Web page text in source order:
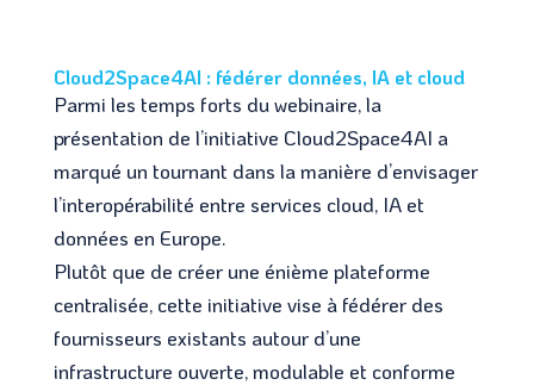
Cloud2Space4AI : fédérer données, IA et cloud
Parmi les temps forts du webinaire, la
présentation de l’initiative Cloud2Space4AI a
marqué un tournant dans la manière d’envisager
l’interopérabilité entre services cloud, IA et
données en Europe.
Plutôt que de créer une énième plateforme
centralisée, cette initiative vise à fédérer des
fournisseurs existants autour d’une
infrastructure ouverte, modulable et conforme